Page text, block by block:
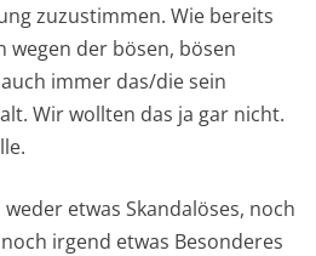
zuzustimmen. Wie bereits
wegen der bösen, bösen
immer das/die sein
Wir wollten das ja gar nicht.
etwas Skandalöses, noch
irgend etwas Besonderes